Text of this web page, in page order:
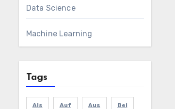
Data Science
Machine Learning
Tags
Als Auf Aus Bei